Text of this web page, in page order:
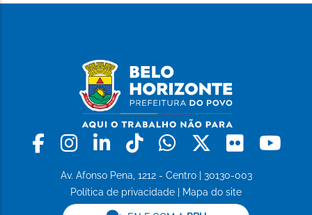
Facebook
Instagram
LinkedinTiktokWhatsapp
X Flickr
Av. Afonso Pena, 1212 - Centro | 30130-003
Política de privacidade
Mapa do site